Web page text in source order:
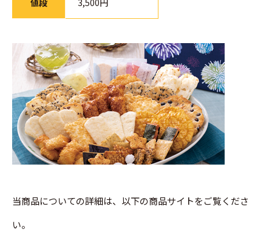
値段 3,500円
当商品についての詳細は、以下の商品サイトをご覧くださ
い。